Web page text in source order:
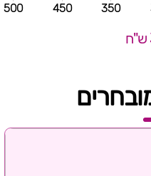
350
450
500